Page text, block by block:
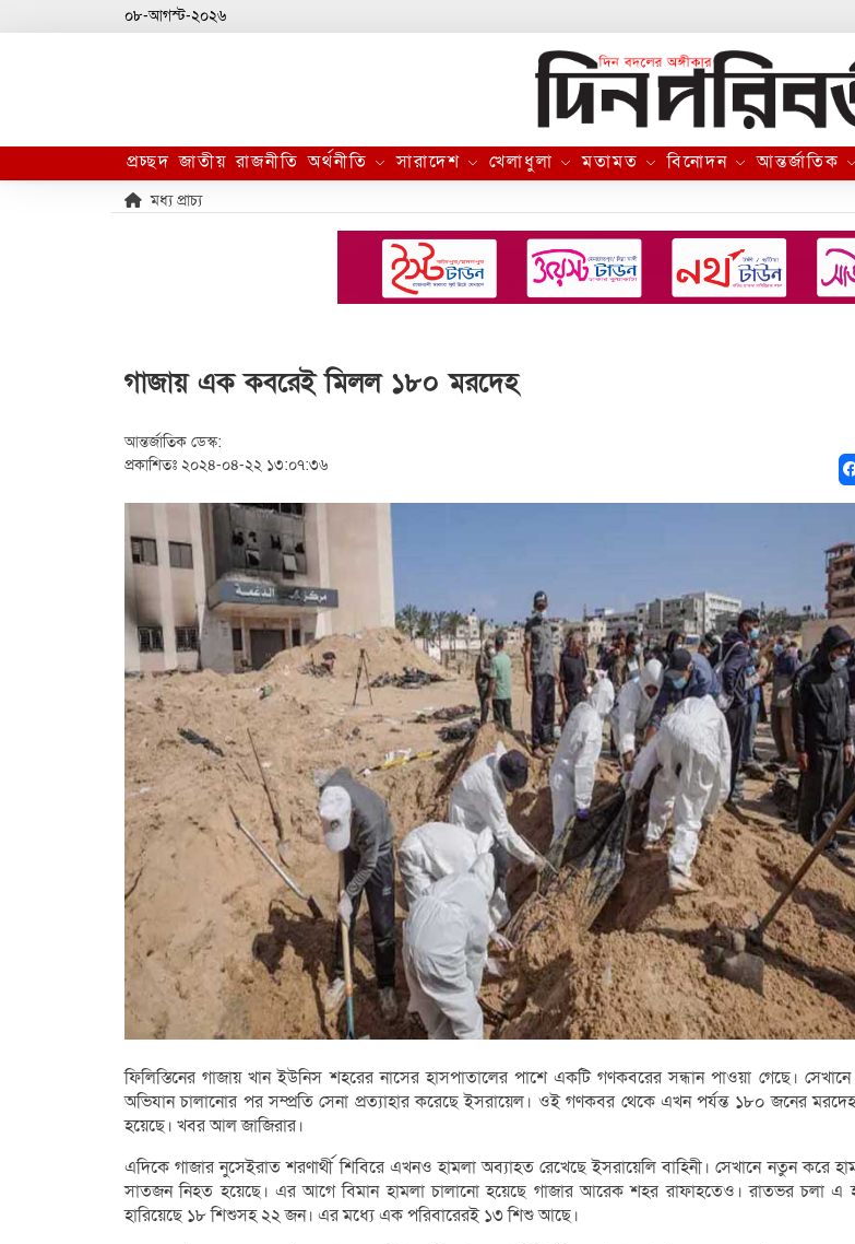
০৮-আগস্ট-২০২৬
প্রচ্ছদ জাতীয় রাজনীতি অর্থনীতি সারাদেশ খেলাধুলা মতামত বিনোদন আন্তর্জাতিক
মধ্য প্রাচ্য
গাজায় এক কবরেই মিলল ১৮০ মরদেহ
আন্তর্জাতিক ডেস্ক:
প্রকাশিতঃ ২০২৪-০৪-২২ ১৩:০৭:৩৬
ফিলিস্তিনের গাজায় খান ইউনিস শহরের নাসের হাসপাতালের পাশে একটি গণকবরের সন্ধান পাওয়া গেছে।
অভিযান চালানোর পর সম্প্রতি সেনা প্রত্যাহার করেছে ইসরায়েল। ওই গণকবর থেকে এখন পর্যন্ত ১৮০ জনের
হয়েছে। খবর আল জাজিরার।
এদিকে গাজার নুসেইরাত শরণার্থী শিবিরে এখনও হামলা অব্যাহত রেখেছে ইসরায়েলি বাহিনী। সেখানে নতুন করে
সাতজন নিহত হয়েছে। এর আগে বিমান হামলা চালানো হয়েছে গাজার আরেক শহর রাফাহতেও। রাতভর চলা এ
হারিয়েছে ১৮ শিশুসহ ২২ জন। এর মধ্যে এক পরিবারেরই ১৩ শিশু আছে।